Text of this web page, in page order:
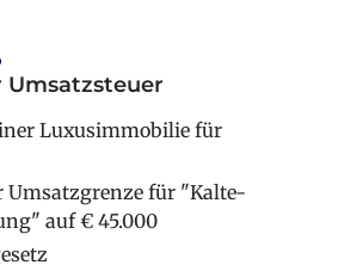
Umsatzsteuer
Luxusimmobilie für
Umsatzgrenze für "Kalte-
auf € 45.000